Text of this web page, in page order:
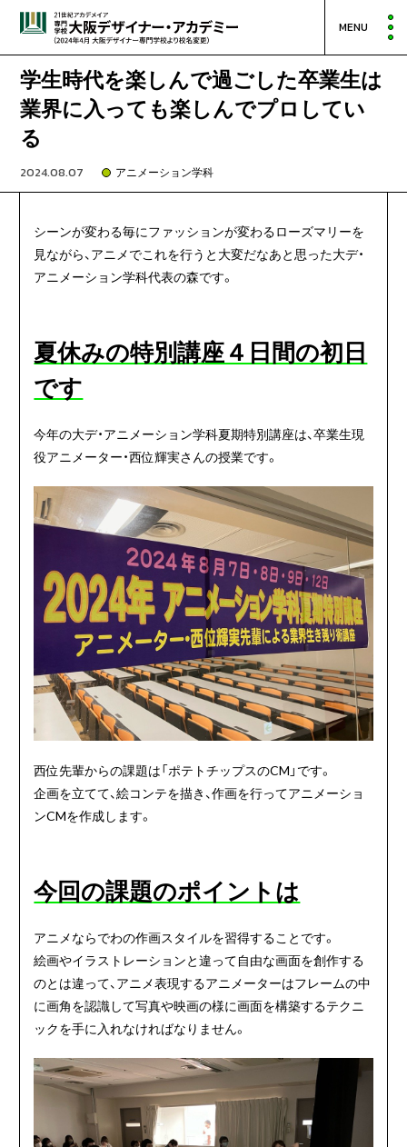
MENU
学生時代を楽しんで過ごした卒業生は
業界に入っても楽しんでプロしてい
る
2024.08.07 アニメーション学科
シーンが変わる毎にファッションが変わるローズマリーを
見ながら、アニメでこれを行うと大変だなあと思った大デ・
アニメーション学科代表の森です。
夏休みの特別講座４日間の初日
です
今年の大デ・アニメーション学科夏期特別講座は、卒業生現
役アニメーター・西位輝実さんの授業です。
西位先輩からの課題は「ポテトチップスのCM」です。
企画を立てて、絵コンテを描き、作画を行ってアニメーショ
ンCMを作成します。
今回の課題のポイントは
アニメならでわの作画スタイルを習得することです。
絵画やイラストレーションと違って自由な画面を創作する
のとは違って、アニメ表現するアニメーターはフレームの中
に画角を認識して写真や映画の様に画面を構築するテクニ
ックを手に入れなければなりません。